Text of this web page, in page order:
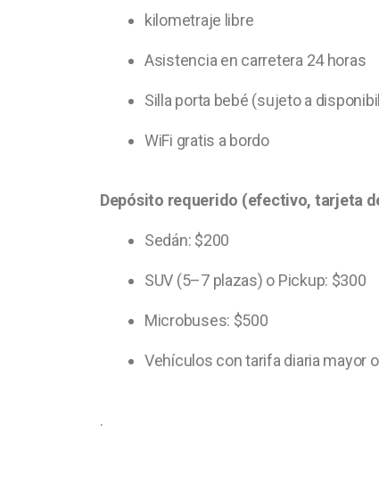
kilometraje libre
Asistencia en carretera 24 horas
Silla porta bebé (sujeto a
WiFi gratis a bordo
Depósito requerido (efectivo, tarjeta
Sedán: $200
SUV (5–7 plazas) o Pickup: $300
Microbuses: $500
Vehículos con tarifa diaria mayor
.